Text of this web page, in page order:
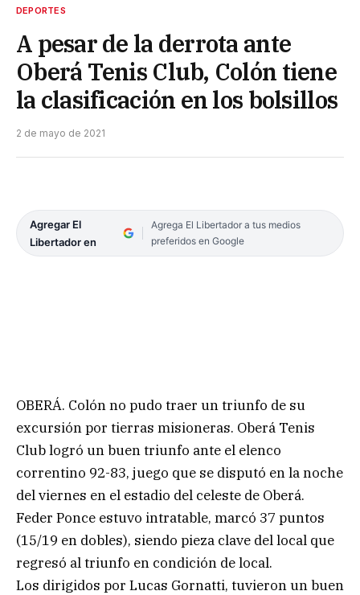
DEPORTES
A pesar de la derrota ante
Oberá Tenis Club, Colón tiene
la clasificación en los bolsillos
2 de mayo de 2021
Agregar El
Libertador en
Agrega El Libertador a tus medios
preferidos en Google
OBERÁ. Colón no pudo traer un triunfo de su
excursión por tierras misioneras. Oberá Tenis
Club logró un buen triunfo ante el elenco
correntino 92-83, juego que se disputó en la noche
del viernes en el estadio del celeste de Oberá.
Feder Ponce estuvo intratable, marcó 37 puntos
(15/19 en dobles), siendo pieza clave del local que
regresó al triunfo en condición de local.
Los dirigidos por Lucas Gornatti, tuvieron un buen